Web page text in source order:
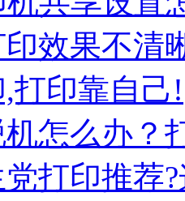
效果不清
打印靠自己!
怎么办？
打印推荐